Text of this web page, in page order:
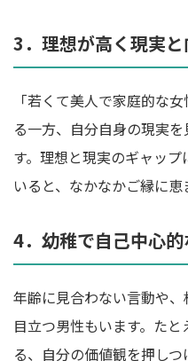
3．理想が高く現実
「若くて美人で家庭的な
る一方、自分自身の現実
す。理想と現実のギャッ
いると、なかなかご縁に恵
4．幼稚で自己中心
年齢に見合わない言動や
目立つ男性もいます。た
る、自分の価値観を押し